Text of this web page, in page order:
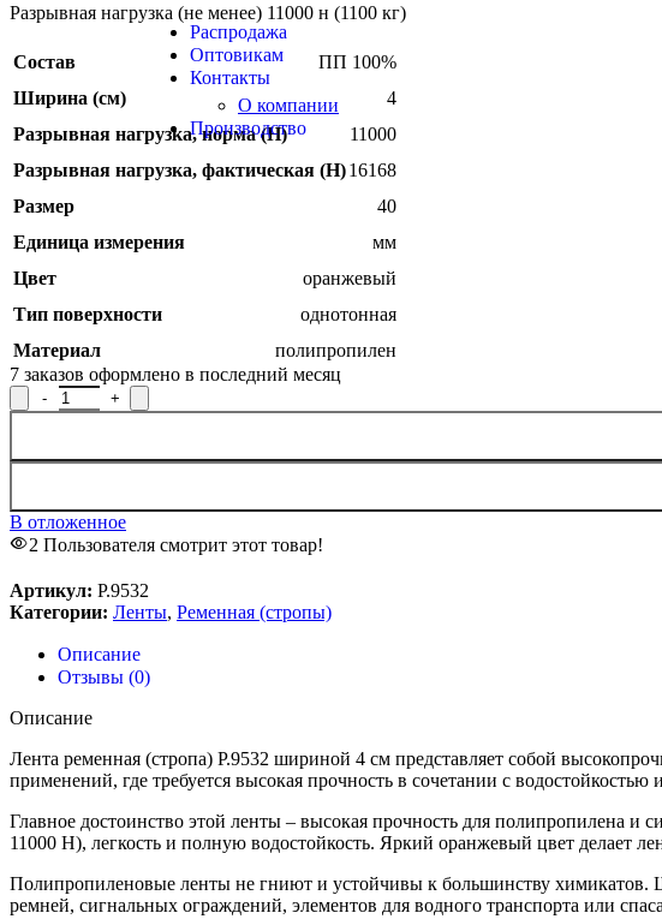
Продукция из арамидных нитей
Распродажа
Оптовикам
Контакты
О компании
Производство
Разрывная нагрузка (не менее) 11000 н (1100 кг)
Состав
ПП 100%
Ширина (см)
4
Разрывная нагрузка, норма (H)
11000
Разрывная нагрузка, фактическая (H)16168
Размер
40
Единица измерения
мм
Цвет
оранжевый
Тип поверхности
однотонная
Материал
полипропилен
7 заказов оформлено в последний месяц
Количество товара Лента ременная Р.9532, ширина 4 см
В отложенное
2 Пользователя смотрит этот товар!
Артикул: Р.9532
Категории: Ленты, Ременная (стропы)
Описание
Отзывы (0)
Описание
Лента ременная (стропа) Р.9532 шириной 4 см представляет собой
применений, где требуется высокая прочность в сочетании с
Главное достоинство этой ленты – высокая прочность для полипропилена
11000 H), легкость и полную водостойкость. Яркий оранжевый цвет делает
Полипропиленовые ленты не гниют и устойчивы к большинству химикатов.
ремней, сигнальных ограждений, элементов для водного транспорта или